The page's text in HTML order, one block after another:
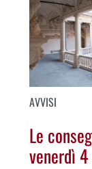
AVVISI
Le
venerdì